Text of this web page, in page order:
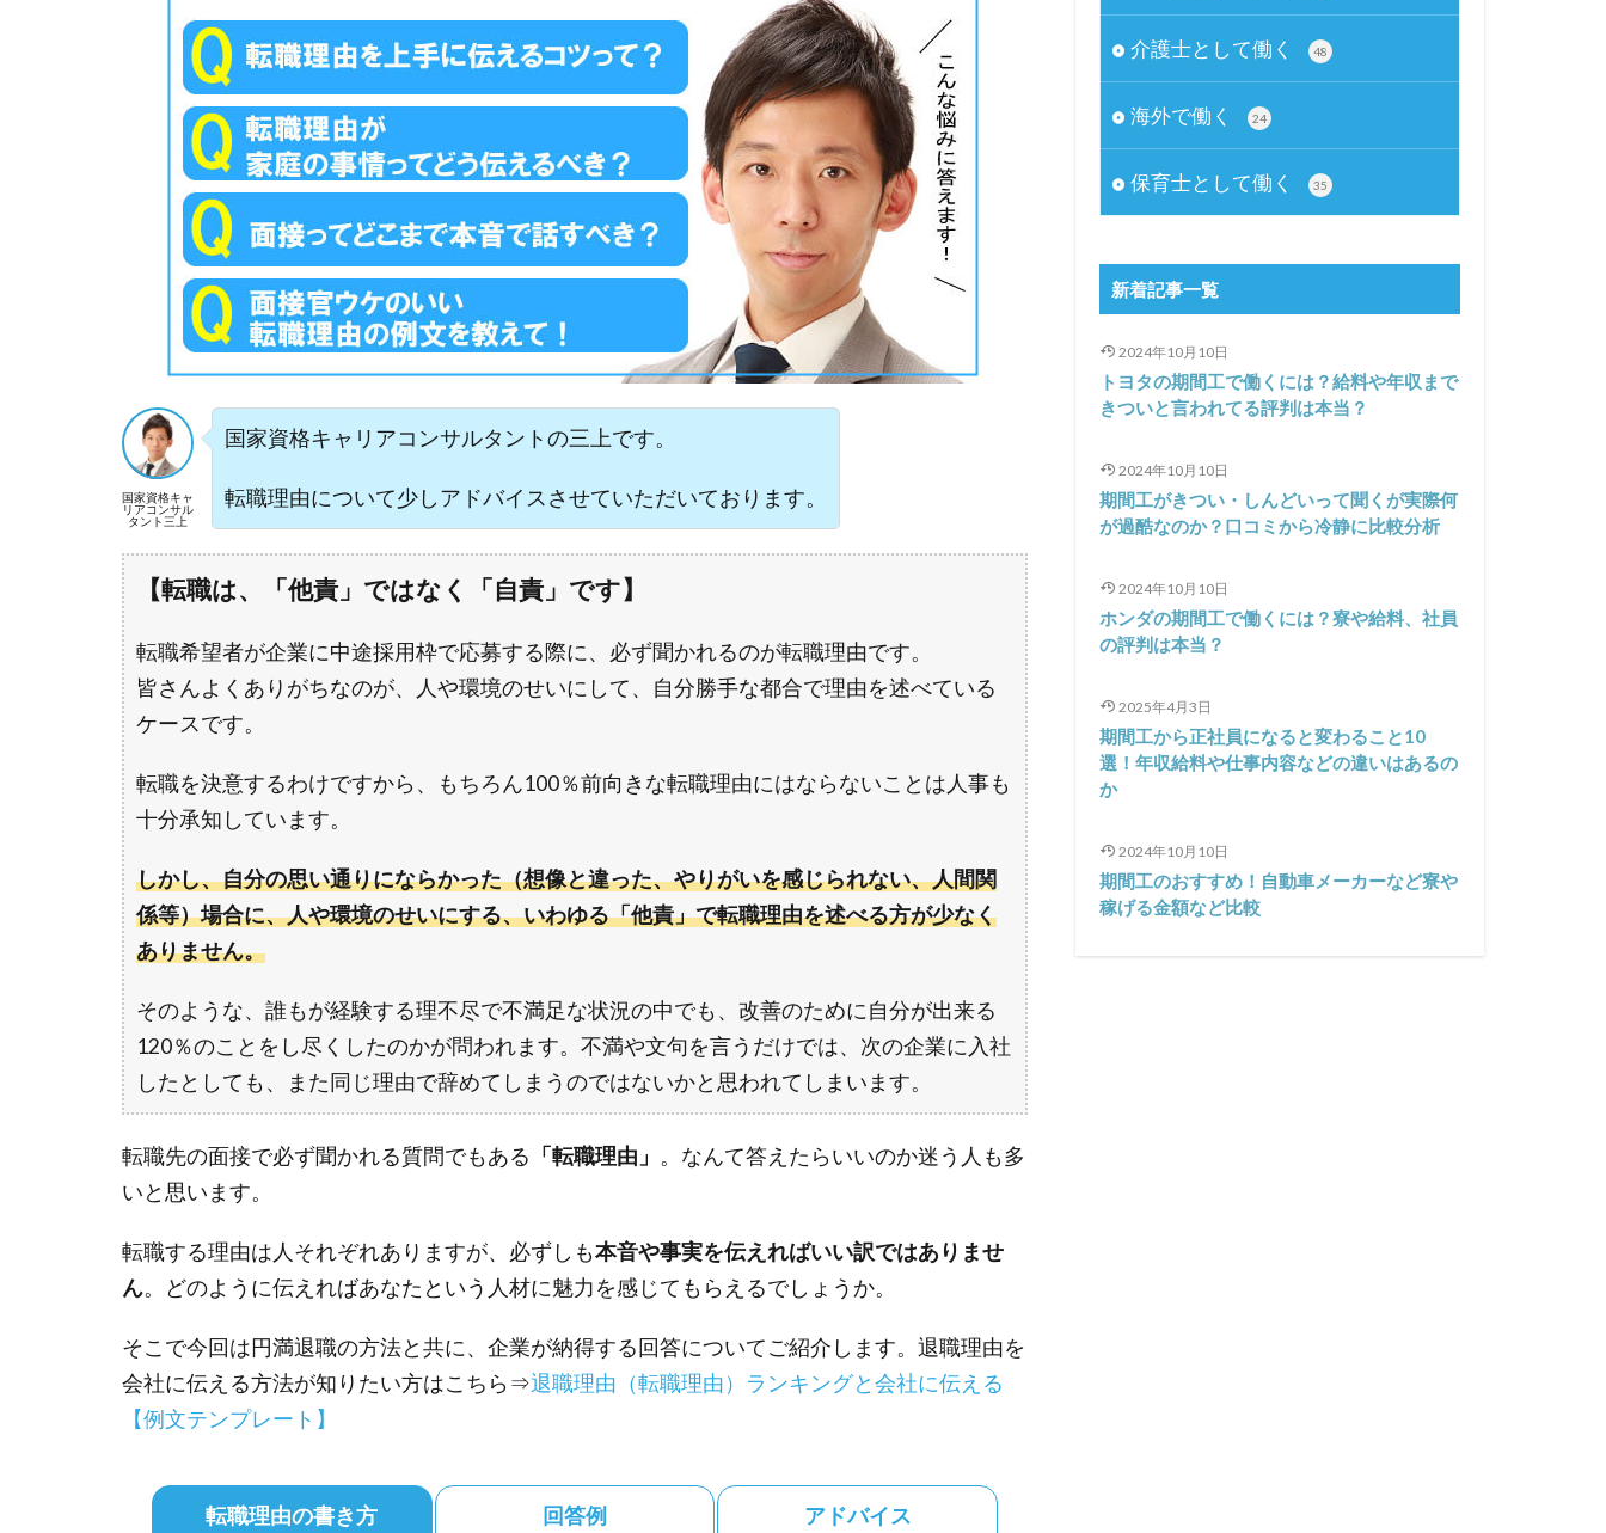
国家資格キャ
リアコンサル
タント三上
国家資格キャリアコンサルタントの三上です。
転職理由について少しアドバイスさせていただいております。
【転職は、「他責」ではなく「自責」です】
転職希望者が企業に中途採用枠で応募する際に、必ず聞かれるのが転職理由です。
皆さんよくありがちなのが、人や環境のせいにして、自分勝手な都合で理由を述べている
ケースです。
転職を決意するわけですから、もちろん100％前向きな転職理由にはならないことは人事も
十分承知しています。
しかし、自分の思い通りにならかった（想像と違った、やりがいを感じられない、人間関
係等）場合に、人や環境のせいにする、いわゆる「他責」で転職理由を述べる方が少なく
ありません。
そのような、誰もが経験する理不尽で不満足な状況の中でも、改善のために自分が出来る
120％のことをし尽くしたのかが問われます。不満や文句を言うだけでは、次の企業に入社
したとしても、また同じ理由で辞めてしまうのではないかと思われてしまいます。
転職先の面接で必ず聞かれる質問でもある 「転職理由」 。なんて答えたらいいのか迷う人も多
いと思います。
転職する理由は人それぞれありますが、必ずしも本音や事実を伝えればいい訳ではありませ
ん。どのように伝えればあなたという人材に魅力を感じてもらえるでしょうか。
そこで今回は円満退職の方法と共に、企業が納得する回答についてご紹介します。退職理由を
会社に伝える方法が知りたい方はこちら⇒退職理由（転職理由）ランキングと会社に伝える
【例文テンプレート】
転職理由の書き方 回答例 アドバイス
介護士として働く 48
海外で働く 24
保育士として働く 35
新着記事一覧
2024年10月10日
トヨタの期間工で働くには？給料や年収まで
きついと言われてる評判は本当？
2024年10月10日
期間工がきつい・しんどいって聞くが実際何
が過酷なのか？口コミから冷静に比較分析
2024年10月10日
ホンダの期間工で働くには？寮や給料、社員
の評判は本当？
2025年4月3日
期間工から正社員になると変わること10
選！年収給料や仕事内容などの違いはあるの
か
2024年10月10日
期間工のおすすめ！自動車メーカーなど寮や
稼げる金額など比較